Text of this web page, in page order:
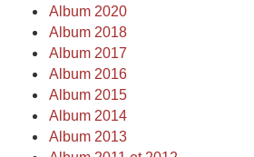
Album 2020
Album 2018
Album 2017
Album 2016
Album 2015
Album 2014
Album 2013